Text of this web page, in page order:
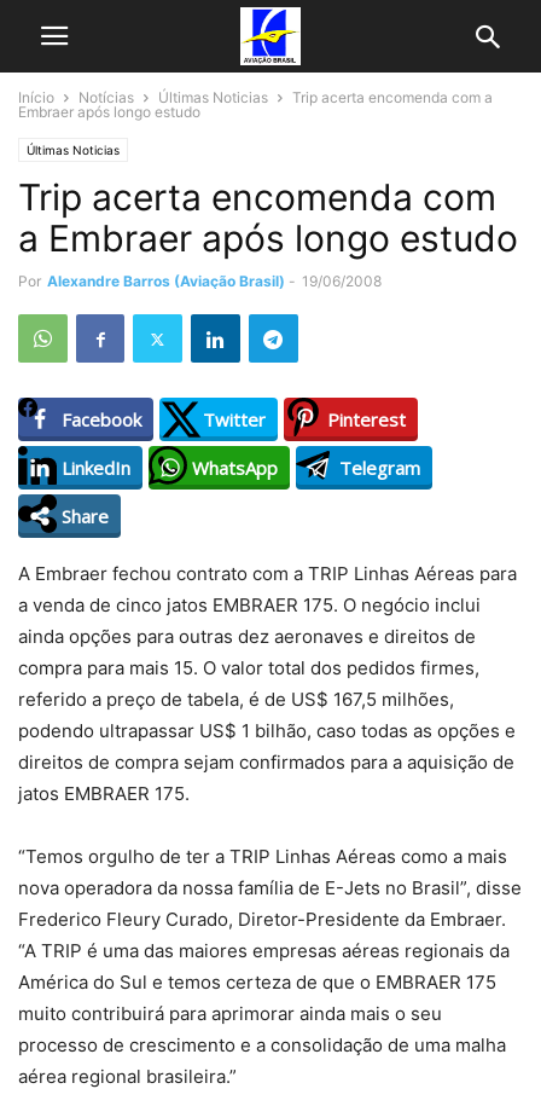
Início Notícias Últimas Noticias
Trip acerta encomenda com a
Embraer após longo estudo
Últimas Noticias
Trip acerta encomenda com
a Embraer após longo estudo
Por Alexandre Barros (Aviação Brasil) - 19/06/2008
Facebook Twitter
Pinterest
LinkedIn
WhatsApp
Telegram
Share
A Embraer fechou contrato com a TRIP Linhas Aéreas para
a venda de cinco jatos EMBRAER 175. O negócio inclui
ainda opções para outras dez aeronaves e direitos de
compra para mais 15. O valor total dos pedidos firmes,
referido a preço de tabela, é de US$ 167,5 milhões,
podendo ultrapassar US$ 1 bilhão, caso todas as opções e
direitos de compra sejam confirmados para a aquisição de
jatos EMBRAER 175.
“Temos orgulho de ter a TRIP Linhas Aéreas como a mais
nova operadora da nossa família de E-Jets no Brasil”, disse
Frederico Fleury Curado, Diretor-Presidente da Embraer.
“A TRIP é uma das maiores empresas aéreas regionais da
América do Sul e temos certeza de que o EMBRAER 175
muito contribuirá para aprimorar ainda mais o seu
processo de crescimento e a consolidação de uma malha
aérea regional brasileira.”